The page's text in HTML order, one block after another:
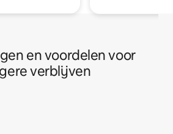
en voordelen voor
verblijven